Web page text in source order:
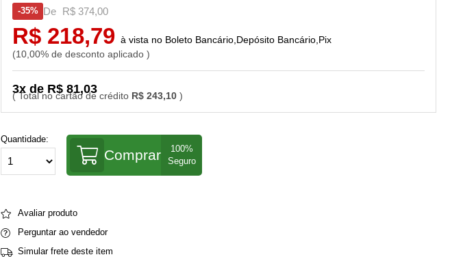
De R$ 374,00
R$ 243,10
35%
3x de R$ 81,03
R$ 218,79
10,00% de desconto aplicado
Boleto Bancário,Depósito Bancário,Pix
Quantidade:
Comprar
Avaliar produto
Perguntar ao vendedor
Simular frete deste item